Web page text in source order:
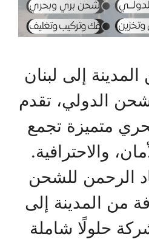
إلى لبنان
الدولي، تقدم
متميزة تجمع
والاحترافية.
الرحمن للشحن
من المدينة إلى
حلولًا شاملة